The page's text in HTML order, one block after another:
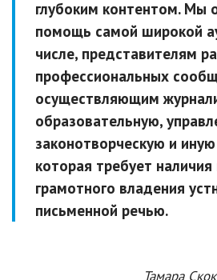
глубоким контентом. Мы
помощь самой широкой
числе, представителям
профессиональных
осуществляющим
образовательную,
законотворческую и
которая требует
грамотного владения
письменной речью.
Тамара Скок